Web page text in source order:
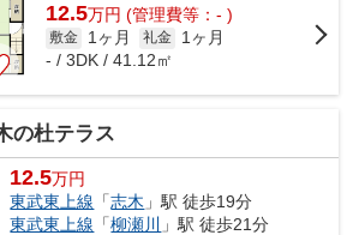
12.5万円 (管理費等：- )
敷金 1ヶ月 礼金
1ヶ月
- / 3DK / 41.12㎡
の杜テラス
12.5万円
東武東上線 「志木 」駅 徒歩19分
東武東上線 「柳瀬川
」駅 徒歩21分